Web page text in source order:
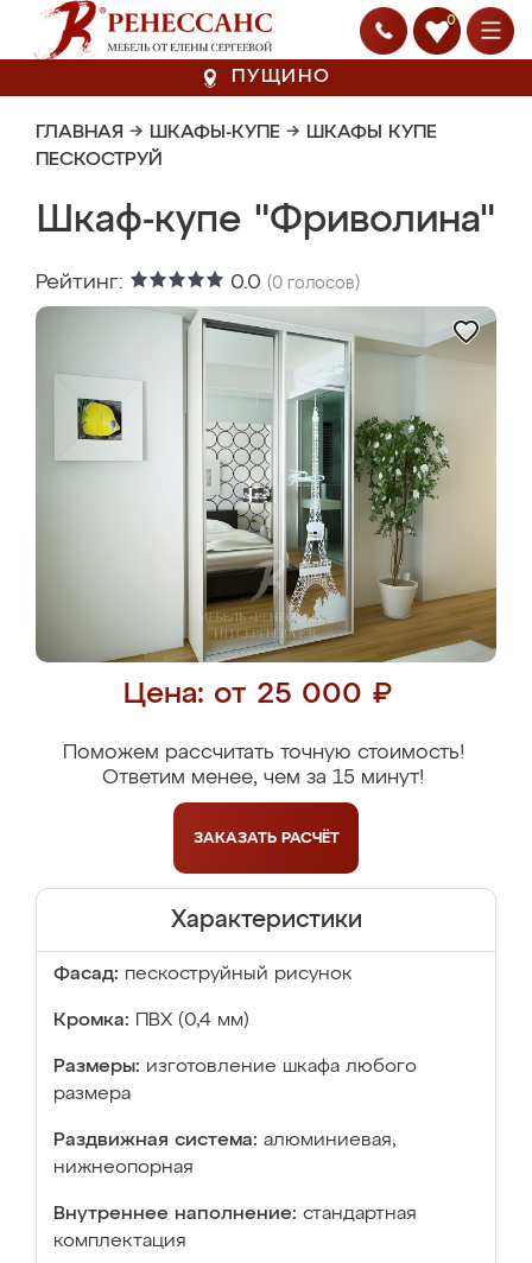
0
ПУЩИНО
ГЛАВНАЯ → ШКАФЫ-КУПЕ → ШКАФЫ КУПЕ
ПЕСКОСТРУЙ
Шкаф-купе "Фриволина"
Рейтинг: 0.0 (0 голосов)
Цена: от 25 000 ₽
Поможем рассчитать точную стоимость!
Ответим менее, чем за 15 минут!
ЗАКАЗАТЬ РАСЧЁТ
Характеристики
Фасад: пескоструйный рисунок
Кромка: ПВХ (0,4 мм)
Размеры: изготовление шкафа любого
размера
Раздвижная система: алюминиевая,
нижнеопорная
Внутреннее наполнение: стандартная
комплектация